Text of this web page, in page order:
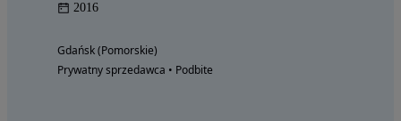
2016
Gdańsk (Pomorskie)
Prywatny sprzedawca • Podbite